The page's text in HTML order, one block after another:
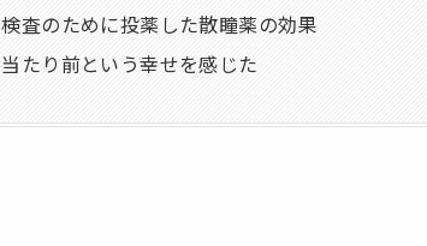
検査のために投薬した散瞳薬の効果
当たり前という幸せを感じた